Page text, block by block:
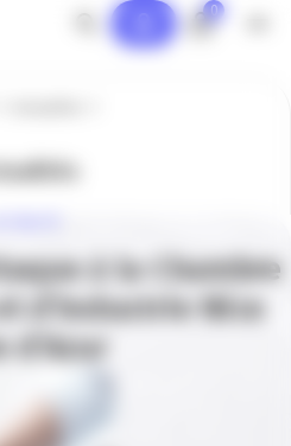
0
à la Chambre
d’Industrie Nice
d’Azur